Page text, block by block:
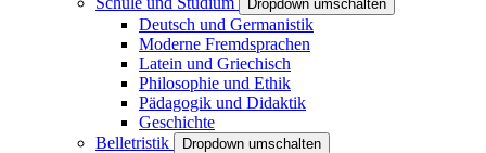
Dropdown umschalten
Deutsch und Germanistik
Moderne Fremdsprachen
Latein und Griechisch
Philosophie und Ethik
Pädagogik und Didaktik
Geschichte
Belletristik
Dropdown umschalten